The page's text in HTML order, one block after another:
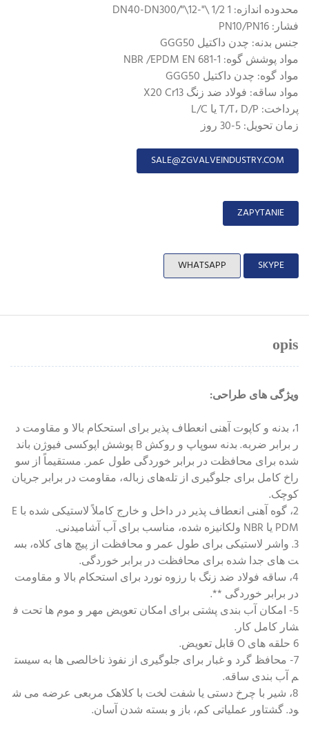
محدوده اندازه: 1 1/2 \"-12\"/DN40-DN300
فشار: PN10/PN16
جنس بدنه: چدن داکتیل GGG50
مواد پوشش گوه: NBR /EPDM EN 681-1
مواد گوه: چدن داکتیل GGG50
مواد ساقه: فولاد ضد زنگ X20 Cr13
پرداخت: T/T، D/P یا L/C
زمان تحویل: 5-30 روز
SALE@ZGVALVEINDUSTRY.COM
ZAPYTANIE
SKYPE
WHATSAPP
opis
ویژگی های طراحی:
1، بدنه و کاپوت آهنی انعطاف پذیر برای استحکام بالا و مقاومت د
ر برابر ضربه. بدنه سوپاپ و روکش B پوشش اپوکسی فیوژن باند
شده برای محافظت در برابر خوردگی طول عمر. مستقیماً از سو
راخ کامل برای جلوگیری از تله‌های زباله، مقاومت در برابر جریان
کوچک.
2، گوه آهنی انعطاف پذیر در داخل و خارج کاملاً لاستیکی شده با E
PDM یا NBR ولکانیزه شده، مناسب برای آب آشامیدنی.
3. واشر لاستیکی برای طول عمر و محافظت از پیچ های کلاه، بس
ت های جدا شده برای محافظت در برابر خوردگی.
4، ساقه فولاد ضد زنگ با رزوه نورد برای استحکام بالا و مقاومت
در برابر خوردگی **.
5- امکان آب بندی پشتی برای امکان تعویض مهر و موم ها تحت ف
شار کامل کار.
6 حلقه های O قابل تعویض.
7- محافظ گرد و غبار برای جلوگیری از نفوذ ناخالصی ها به سیست
م آب بندی ساقه.
8، شیر با چرخ دستی یا شفت لخت با کلاهک مربعی عرضه می ش
ود. گشتاور عملیاتی کم، باز و بسته شدن آسان.